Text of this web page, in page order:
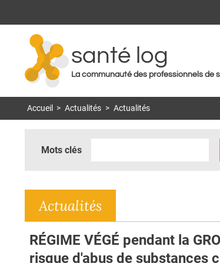
santé log
La communauté des professionnels de
Accueil > Actualités > Actualités
Mots clés
Actualités
RÉGIME VÉGÉ pendant la
risque d'abus de substances